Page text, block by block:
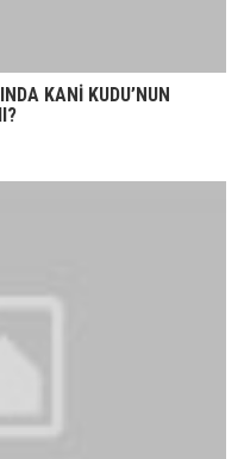
KANİ KUDU’NUN